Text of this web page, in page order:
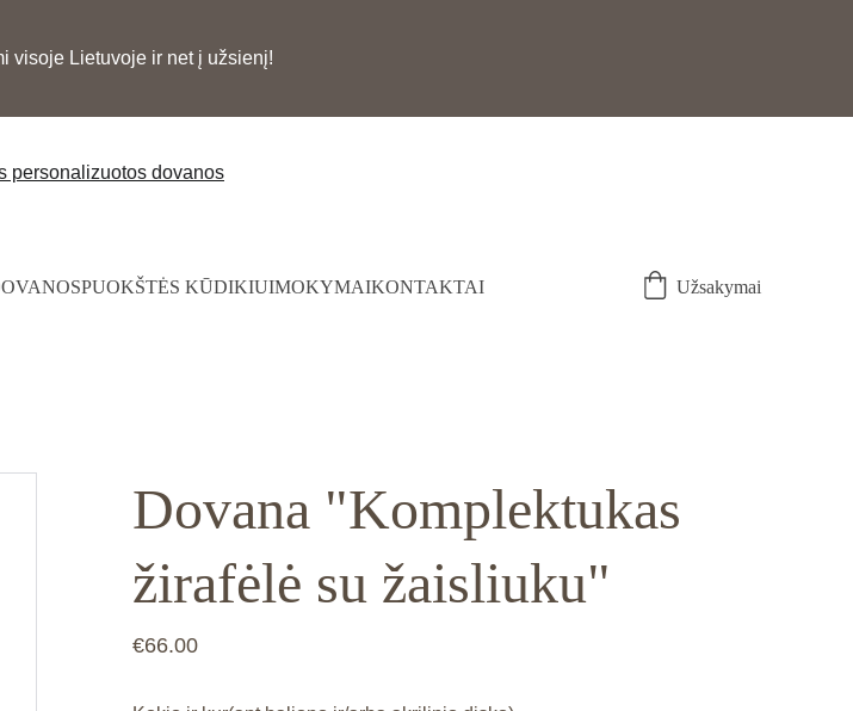
PUOKŠTĖS KŪDIKIUIMOKYMAIKONTAKTAI Užsakymai
Dovana "Komplektukas
žirafėlė su žaisliuku"
€66.00
visoje Lietuvoje ir net į užsienį!